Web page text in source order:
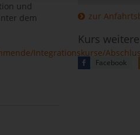
zur
Kurs
Facebook
und
dem
Integrationskurse/